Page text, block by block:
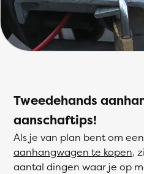
Tweedehands
aanschaftips!
Als je van plan bent om een
aanhangwagen te kopen,
aantal dingen waar je op